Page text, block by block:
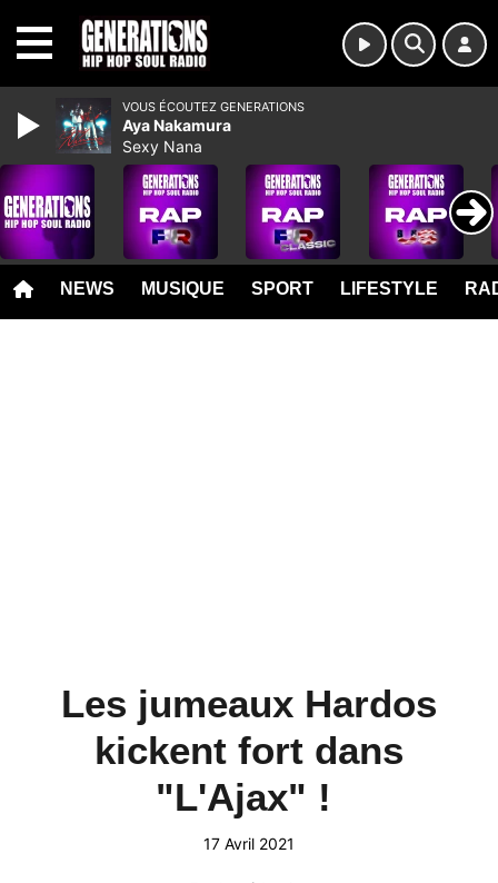
NEWS MUSIQUE SPORT LIFESTYLE
Les jumeaux Hardos
kickent fort dans
"L'Ajax" !
17 Avril 2021
VOUS ÉCOUTEZ GENERATIONS
Aya Nakamura
Sexy Nana